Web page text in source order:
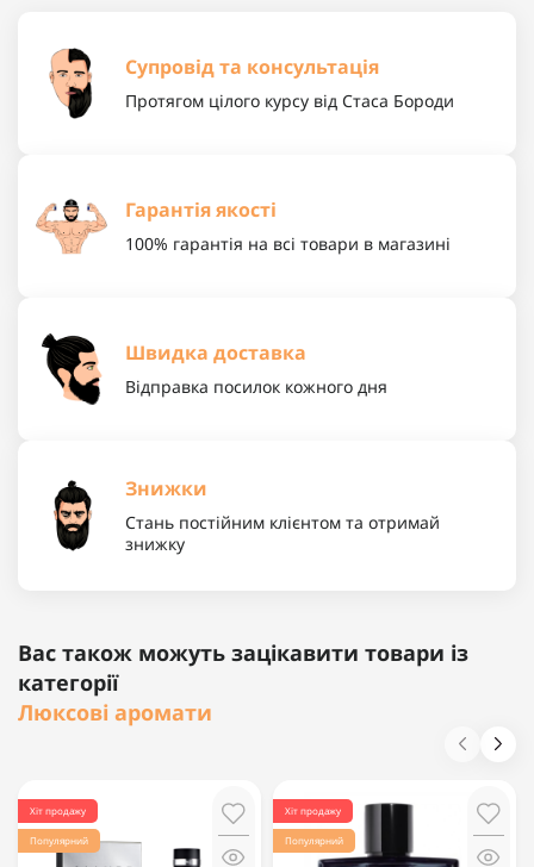
Супровід та консультація
Протягом цілого курсу від Стаса Бороди
Гарантія якості
100% гарантія на всі товари в магазині
Швидка доставка
Відправка посилок кожного дня
Знижки
Стань постійним клієнтом та отримай
знижку
Вас також можуть зацікавити товари із
категорії
Люксові аромати
Хіт продажу
Популярний
Хіт продажу
Популярний